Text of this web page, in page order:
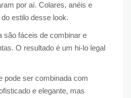
por aí. Colares, anéis e
estilo desse look.
são fáceis de combinar e
O resultado é um hi-lo legal
pode ser combinada com
e elegante, mas